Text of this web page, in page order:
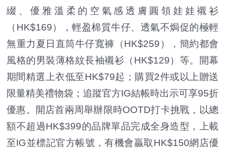
綴、優雅溫柔的空氣感透膚圓領娃娃襯衫
（HK$169），輕盈棉質牛仔、透氣不焗促的極輕
無重力夏日直筒牛仔寬褲（HK$259），簡約都會
風格的男裝薄格紋長袖襯衫（HK$129）等。開幕
期間精選上衣低至HK$79起；購買2件或以上贈送
限量精美禮物袋；追蹤官方IG結帳時出示可享95折
優惠。開店首兩周舉辦限時OOTD打卡挑戰，以總
額不超過HK$399的品牌單品完成全身造型，上載
至IG並標記官方帳號，有機會贏取HK$150網店優